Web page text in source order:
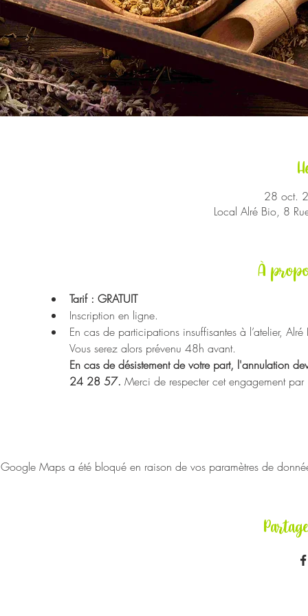
28 oct.
Local Alré Bio, 8
À
Tarif : GRATUIT
Inscription en ligne.
En cas de participations insuffisantes à l’atelier,
Vous serez alors prévenu 48h avant.
En cas de désistement de votre part, l'annulation
24 28 57. Merci de respecter cet engagement par
Google Maps a été bloqué en raison de vos paramètres de